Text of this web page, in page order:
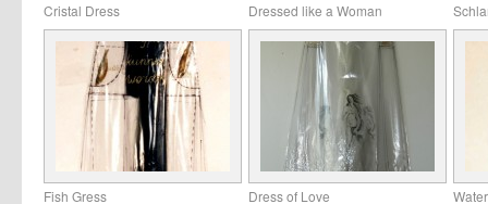
Cristal Dress Dressed like a Woman
Fish Gress Dress of Love